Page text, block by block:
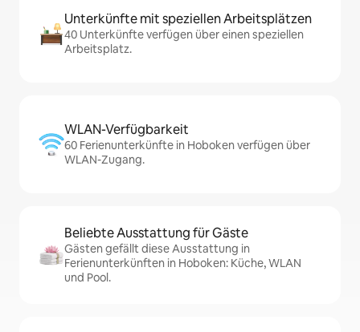
Unterkünfte mit speziellen Arbeitsplätzen
40 Unterkünfte verfügen über einen speziellen
Arbeitsplatz.
WLAN-Verfügbarkeit
60 Ferienunterkünfte in Hoboken verfügen über
WLAN-Zugang.
Beliebte Ausstattung für Gäste
Gästen gefällt diese Ausstattung in
Ferienunterkünften in Hoboken: Küche, WLAN
und Pool.